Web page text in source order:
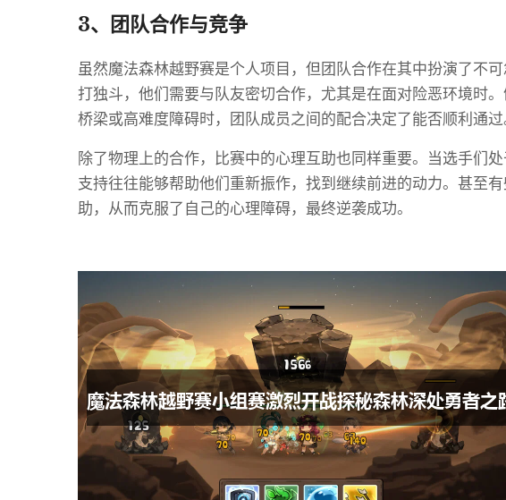
3、团队合作与竞争
虽然魔法森林越野赛是个人项目，但团队合作在其中扮演了不
打独斗，他们需要与队友密切合作，尤其是在面对险恶环境时
桥梁或高难度障碍时，团队成员之间的配合决定了能否顺利通过
除了物理上的合作，比赛中的心理互助也同样重要。当选手们
支持往往能够帮助他们重新振作，找到继续前进的动力。甚至
助，从而克服了自己的心理障碍，最终逆袭成功。